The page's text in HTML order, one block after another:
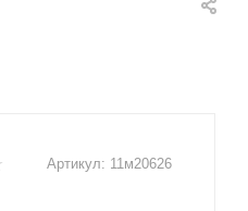
Артикул: 11м20626